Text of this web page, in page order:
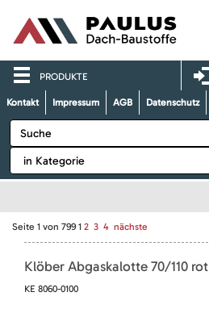
PRODUKTE
Kontakt Impressum AGB Datenschutz
Seite 1 von 799 1 2 3 4 nächste
Klöber Abgaskalotte 70/110 rot
KE 8060-0100